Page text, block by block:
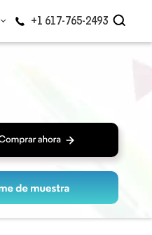
+1 617-765-2493